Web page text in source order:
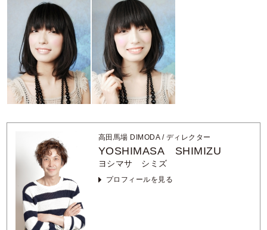
高田馬場 DIMODA/ ディレクター
YOSHIMASA SHIMIZU
ヨシマサ シミズ
プロフィールを見る